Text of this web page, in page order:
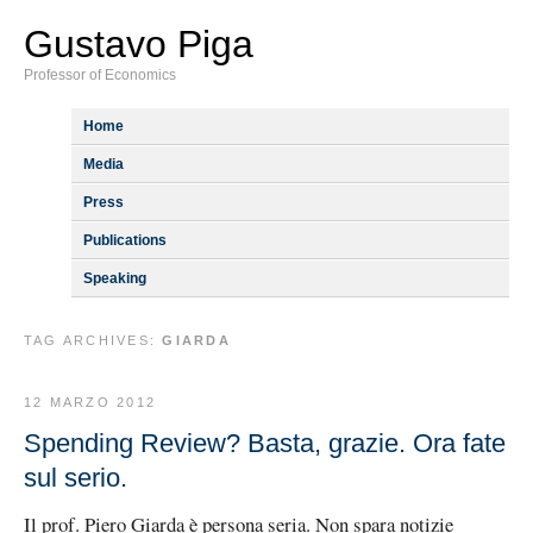
Gustavo Piga
Professor of Economics
Home
Media
Press
Publications
Speaking
TAG ARCHIVES:GIARDA
12 MARZO 2012
Spending Review? Basta, grazie. Ora fate
sul serio.
Il prof. Piero Giarda è persona seria. Non spara notizie